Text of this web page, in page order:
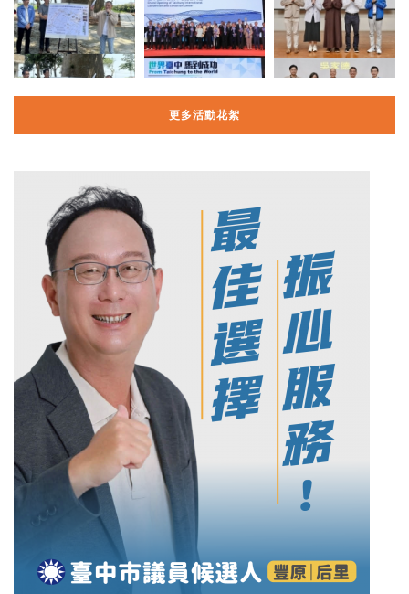
更多活動花絮